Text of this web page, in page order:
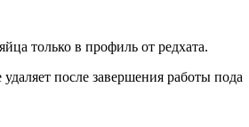
только в профиль от редхата.
после завершения работы пода